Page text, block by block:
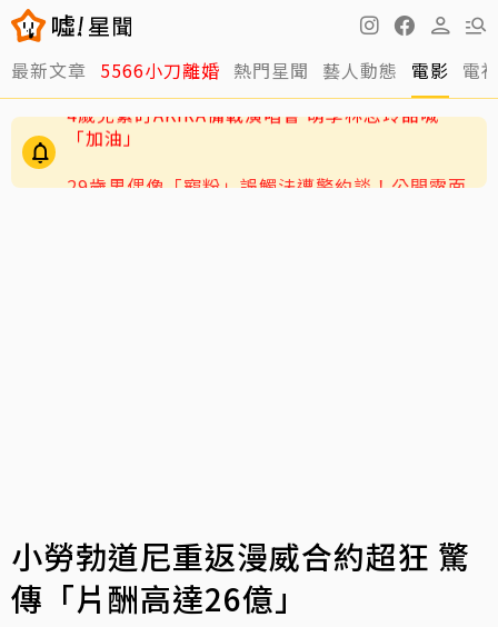
最新文章 5566小刀離婚 熱門星聞 藝人動態 電影 電
29歲男偶像「寵粉」誤觸法遭警約談！公開露面
小勞勃道尼重返漫威合約超狂 驚
傳「片酬高達26億」